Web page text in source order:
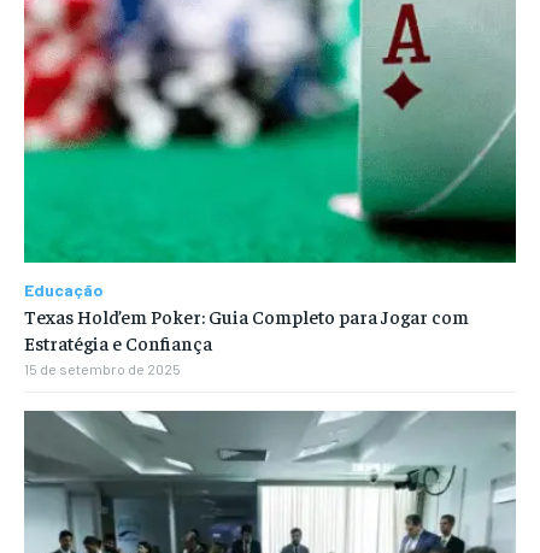
Educação
Texas Hold’em Poker: Guia Completo para Jogar com
Estratégia e Confiança
15 de setembro de 2025